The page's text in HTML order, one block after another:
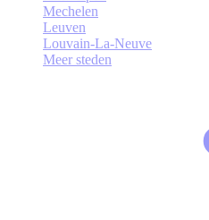
Mechelen
Leuven
Louvain-La-Neuve
Meer steden